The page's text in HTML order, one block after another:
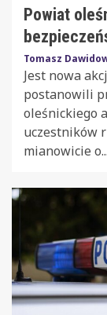
Powiat
Tomasz
Jest nowa
postanowili
oleśnickiego
uczestników
mianowicie o...